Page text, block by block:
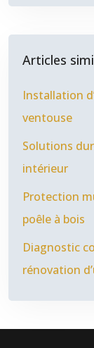
Articles
Installation
ventouse
Solutions
intérieur
Protection
poêle à bois
Diagnostic
rénovation